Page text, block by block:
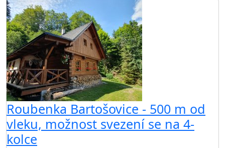
Roubenka Bartošovice - 500 m od
vleku, možnost svezení se na 4-
kolce